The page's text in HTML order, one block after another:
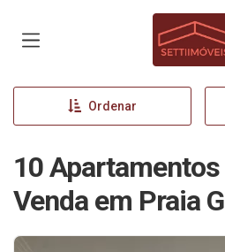
Página
Ordenar
10
Venda em Praia